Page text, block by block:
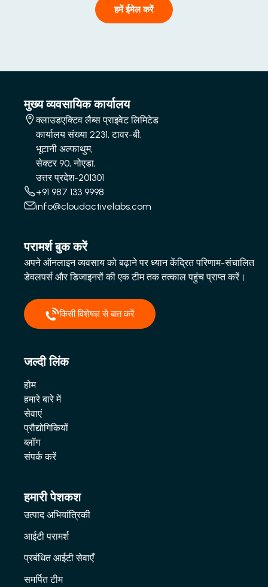
हमें ईमेल करें
मुख्य व्यवसायिक कार्यालय
क्लाउडएक्टिव लैब्स प्राइवेट लिमिटेड
कार्यालय संख्या 2231, टावर-बी,
भूटानी अल्फाथुम,
सेक्टर 90, नोएडा,
उत्तर प्रदेश-201301
+91 987 133 9998
info@cloudactivelabs.com
परामर्श बुक करें
अपने ऑनलाइन व्यवसाय को बढ़ाने पर ध्यान केंद्रित परिणाम-संचालित
डेवलपर्स और डिजाइनरों की एक टीम तक तत्काल पहुंच प्राप्त करें।
किसी विशेषज्ञ से बात करें
जल्दी लिंक
होम
हमारे बारे में
सेवाएं
प्रौद्योगिकियों
ब्लॉग
संपर्क करें
हमारी पेशकश
उत्पाद अभियांत्रिकी
आईटी परामर्श
प्रबंधित आईटी सेवाएँ
समर्पित टीम